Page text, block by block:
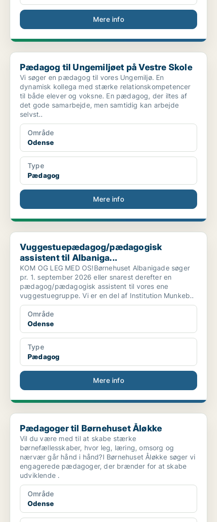
Mere info
Pædagog til Ungemiljøet på Vestre Skole
Pædagog til Ungemiljøet på Vestre Skole
Vi søger en pædagog til vores Ungemiljø. En
dynamisk kollega med stærke relationskompetencer
til både elever og voksne. En pædagog, der iltes af
det gode samarbejde, men samtidig kan arbejde
selvst..
Område
Odense
Type
Pædagog
Mere info
Vuggestuepædagog/pædagogisk assistent til Albaniga...
Vuggestuepædagog/pædagogisk
assistent til Albaniga...
KOM OG LEG MED OS!Børnehuset Albanigade søger
pr. 1. september 2026 eller snarest derefter en
pædagog/pædagogisk assistent til vores ene
vuggestuegruppe. Vi er en del af Institution Munkeb..
Område
Odense
Type
Pædagog
Mere info
Pædagoger til Børnehuset Åløkke
Pædagoger til Børnehuset Åløkke
Vil du være med til at skabe stærke
børnefællesskaber, hvor leg, læring, omsorg og
nærvær går hånd i hånd?I Børnehuset Åløkke søger vi
engagerede pædagoger, der brænder for at skabe
udviklende .
Område
Odense